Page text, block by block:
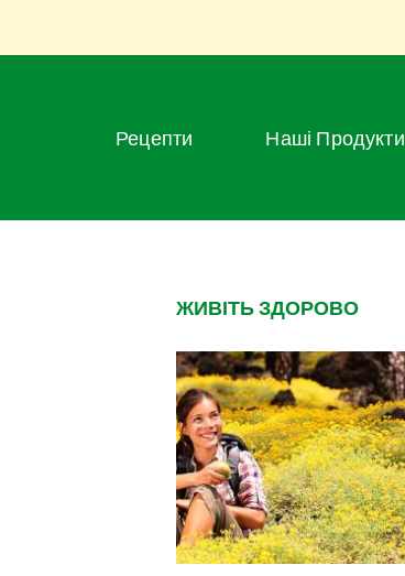
Рецепти Наші Продукти
ЖИВІТЬ ЗДОРОВО